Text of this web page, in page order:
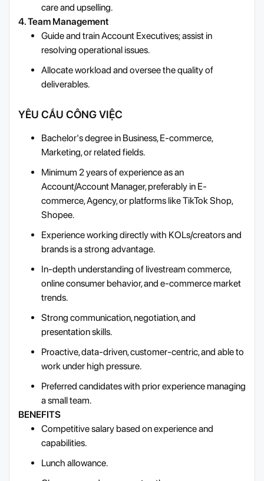
care and upselling.
4. Team Management
Guide and train Account Executives; assist in
resolving operational issues.
Allocate workload and oversee the quality of
deliverables.
YÊU CẦU CÔNG VIỆC
Bachelor's degree in Business, E-commerce,
Marketing, or related fields.
Minimum 2 years of experience as an
Account/Account Manager, preferably in E-
commerce, Agency, or platforms like TikTok Shop,
Shopee.
Experience working directly with KOLs/creators and
brands is a strong advantage.
In-depth understanding of livestream commerce,
online consumer behavior, and e-commerce market
trends.
Strong communication, negotiation, and
presentation skills.
Proactive, data-driven, customer-centric, and able to
work under high pressure.
Preferred candidates with prior experience managing
a small team.
BENEFITS
Competitive salary based on experience and
capabilities.
Lunch allowance.